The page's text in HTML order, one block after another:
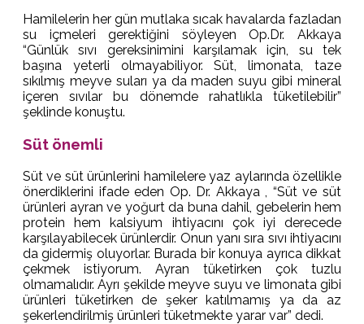
Hamilelerin her gün mutlaka sıcak havalarda fazladan
su içmeleri gerektiğini söyleyen Op.Dr. Akkaya
“Günlük sıvı gereksinimini karşılamak için, su tek
başına yeterli olmayabiliyor. Süt, limonata, taze
sıkılmış meyve suları ya da maden suyu gibi mineral
içeren sıvılar bu dönemde rahatlıkla tüketilebilir”
şeklinde konuştu.
Süt önemli
Süt ve süt ürünlerini hamilelere yaz aylarında özellikle
önerdiklerini ifade eden Op. Dr. Akkaya , “Süt ve süt
ürünleri ayran ve yoğurt da buna dahil, gebelerin hem
protein hem kalsiyum ihtiyacını çok iyi derecede
karşılayabilecek ürünlerdir. Onun yanı sıra sıvı ihtiyacını
da gidermiş oluyorlar. Burada bir konuya ayrıca dikkat
çekmek istiyorum. Ayran tüketirken çok tuzlu
olmamalıdır. Ayrı şekilde meyve suyu ve limonata gibi
ürünleri tüketirken de şeker katılmamış ya da az
şekerlendirilmiş ürünleri tüketmekte yarar var” dedi.